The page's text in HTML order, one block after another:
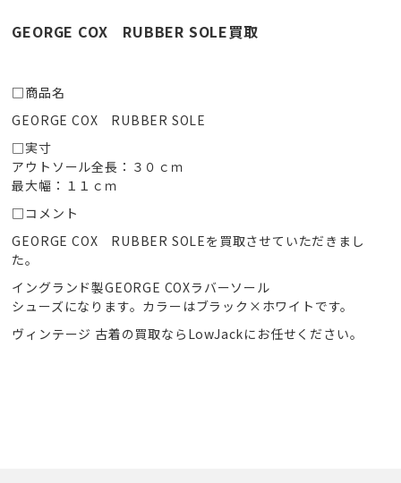
GEORGE COX RUBBER SOLE買取
□商品名
GEORGE COX RUBBER SOLE
□実寸
アウトソール全長：３０ｃｍ
最大幅：１１ｃｍ
□コメント
GEORGE COX RUBBER SOLEを買取させていただきまし
た。
イングランド製GEORGE COXラバーソール
シューズになります。カラーはブラック×ホワイトです。
ヴィンテージ 古着の買取ならLowJackにお任せください。